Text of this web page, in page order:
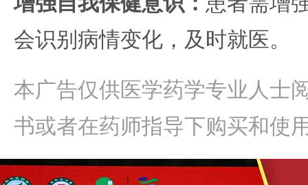
会识别病情变化，及时就医。
本广告仅供医学药学专业人士
书或者在药师指导下购买和使